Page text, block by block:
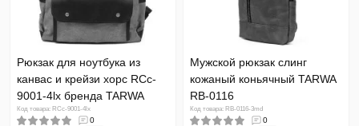
Рюкзак для ноутбука из
канвас и крейзи хорс RCc-
9001-4lx бренда TARWA
Код товара: RCc-9001-4lx
0
Мужской рюкзак слинг
кожаный коньячный TARWA
RB-0116
Код товара: RB-0116-3md
0